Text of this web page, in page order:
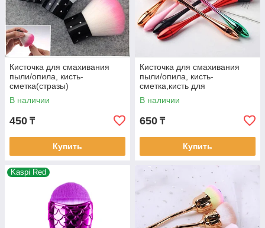
Кисточка для смахивания
пыли/опила, кисть-
сметка(стразы)
В наличии
450 ₸
Купить
Кисточка для смахивания
пыли/опила, кисть-
сметка,кисть для
макияжа(Роза малая)
В наличии
650 ₸
Купить
Kaspi Red